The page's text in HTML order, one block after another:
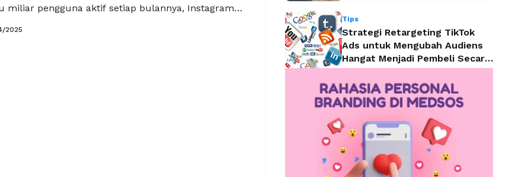
miliar pengguna aktif setiap bulannya, Instagram
yang kuat. Namun, dalam perjalanan
2025
Tips
Strategi Retargeting TikTok
Ads untuk Mengubah Audiens
Hangat Menjadi Pembeli Secara
Efektif